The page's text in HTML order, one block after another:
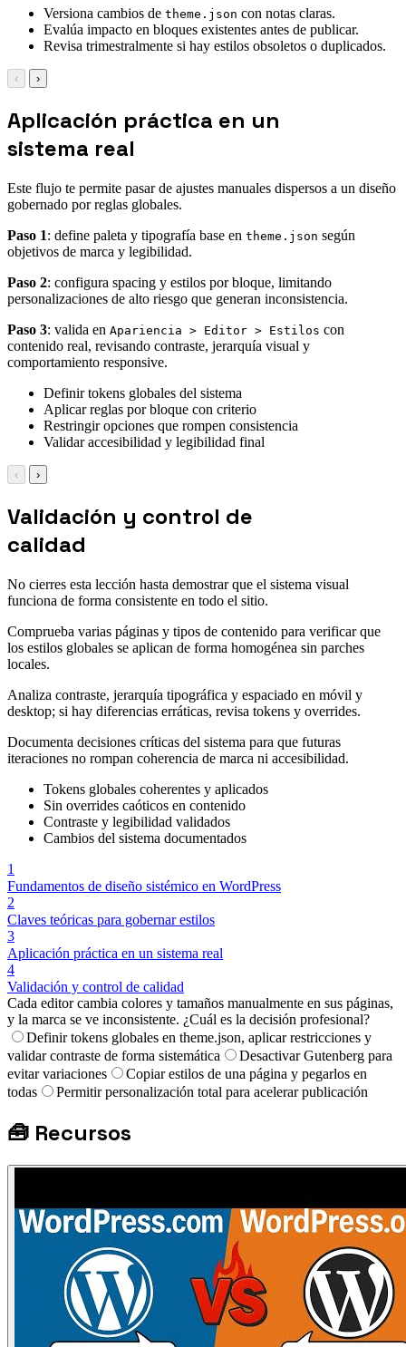
Versiona cambios de theme.json con notas claras.
Evalúa impacto en bloques existentes antes de publicar.
Revisa trimestralmente si hay estilos obsoletos o duplicados.
‹ ›
Aplicación práctica en un
sistema real
Este flujo te permite pasar de ajustes manuales dispersos a un diseño
gobernado por reglas globales.
Paso 1: define paleta y tipografía base en theme.json según
objetivos de marca y legibilidad.
Paso 2: configura spacing y estilos por bloque, limitando
personalizaciones de alto riesgo que generan inconsistencia.
Paso 3: valida en Apariencia > Editor > Estilos con
contenido real, revisando contraste, jerarquía visual y
comportamiento responsive.
Definir tokens globales del sistema
Aplicar reglas por bloque con criterio
Restringir opciones que rompen consistencia
Validar accesibilidad y legibilidad final
‹ ›
Validación y control de
calidad
No cierres esta lección hasta demostrar que el sistema visual
funciona de forma consistente en todo el sitio.
Comprueba varias páginas y tipos de contenido para verificar que
los estilos globales se aplican de forma homogénea sin parches
locales.
Analiza contraste, jerarquía tipográfica y espaciado en móvil y
desktop; si hay diferencias erráticas, revisa tokens y overrides.
Documenta decisiones críticas del sistema para que futuras
iteraciones no rompan coherencia de marca ni accesibilidad.
Tokens globales coherentes y aplicados
Sin overrides caóticos en contenido
Contraste y legibilidad validados
Cambios del sistema documentados
1
Fundamentos de diseño sistémico en WordPress
2
Claves teóricas para gobernar estilos
3
Aplicación práctica en un sistema real
4
Validación y control de calidad
Cada editor cambia colores y tamaños manualmente en sus páginas,
y la marca se ve inconsistente. ¿Cuál es la decisión profesional?
Definir tokens globales en theme.json, aplicar restricciones y
validar contraste de forma sistemática
Desactivar Gutenberg para
evitar variaciones
Copiar estilos de una página y pegarlos en
todas
Permitir personalización total para acelerar publicación
🧰 Recursos